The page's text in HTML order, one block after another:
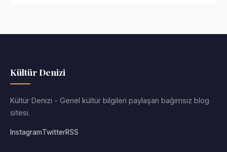
Kültür Denizi
Kültür Denizi - Genel kültür bilgileri paylaşan bağımsız blog
sitesi.
InstagramTwitterRSS